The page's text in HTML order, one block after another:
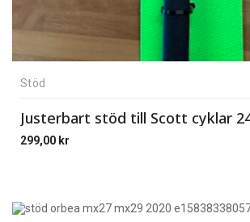
Stöd
Justerbart stöd till Scott cyklar
299,00 kr